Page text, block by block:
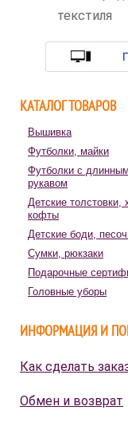
текстиля
КАТАЛОГ ТОВАРОВ
Вышивка
Футболки, майки
Футболки с длинным
рукавом
Детские толстовки,
кофты
Детские боди,
Сумки, рюкзаки
Подарочные
Головные уборы
ИНФОРМАЦИЯ И
Как сделать
Обмен и возврат